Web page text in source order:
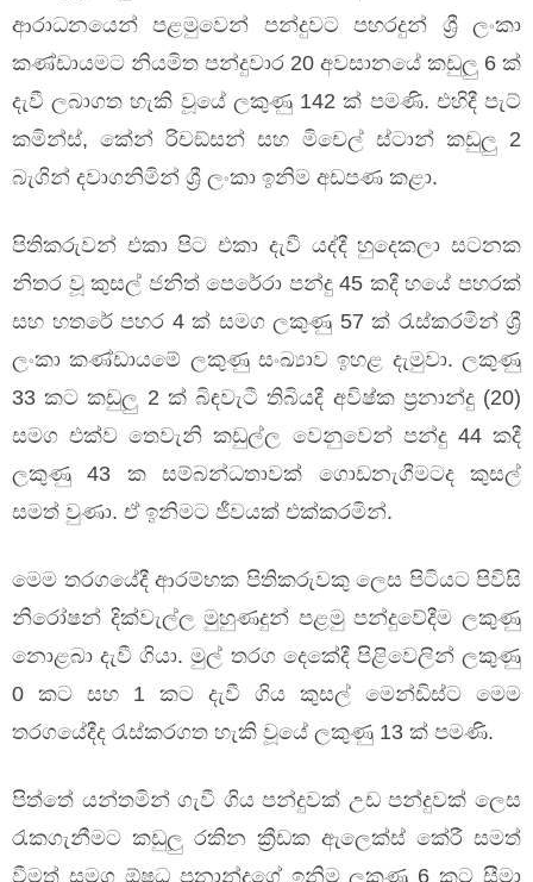
ආරාධනයෙන් පළමුවෙන් පන්දුවට පහරදුන් ශ්‍රී ලංකා
කණ්ඩායමට නියමිත පන්දුවාර 20 අවසානයේ කඩුලු 6 ක්
දැවී ලබාගත හැකි වූයේ ලකුණු 142 ක් පමණි. එහිදී පැට්
කමින්ස්, කේන් රිචඞ්සන් සහ මිචෙල් ස්ටාන් කඩුලු 2
බැගින් දවාගනිමින් ශ්‍රී ලංකා ඉනිම අඩපණ කළා.
පිතිකරුවන් එකා පිට එකා දැවී යද්දී හුදෙකලා සටනක
නිතර වූ කුසල් ජනිත් පෙරේරා පන්දු 45 කදී හයේ පහරක්
සහ හතරේ පහර 4 ක් සමග ලකුණු 57 ක් රැස්කරමින් ශ්‍රී
ලංකා කණ්ඩායමේ ලකුණු සංඛ්‍යාව ඉහළ දැමුවා. ලකුණු
33 කට කඩුලු 2 ක් බිඳවැටී තිබියදී අවිෂ්ක ප්‍රනාන්දු (20)
සමග එක්ව තෙවැනි කඩුල්ල වෙනුවෙන් පන්දු 44 කදී
ලකුණු 43 ක සම්බන්ධතාවක් ගොඩනැගීමටද කුසල්
සමත් වුණා. ඒ ඉනිමට ජීවයක් එක්කරමින්.
මෙම තරගයේදී ආරම්භක පිතිකරුවකු ලෙස පිටියට පිවිසි
නිරෝෂන් දික්වැල්ල මුහුණදුන් පළමු පන්දුවේදීම ලකුණු
නොළබා දැවී ගියා. මුල් තරග දෙකේදී පිළිවෙලින් ලකුණු
0 කට සහ 1 කට දැවී ගිය කුසල් මෙන්ඩිස්ට මෙම
තරගයේදීද රැස්කරගත හැකි වූයේ ලකුණු 13 ක් පමණි.
පිත්තේ යන්තමින් ගැවී ගිය පන්දුවක් උඩ පන්දුවක් ලෙස
රැකගැනීමට කඩුලු රකින ක්‍රීඩක ඇලෙක්ස් කේරී සමත්
වීමත් සමග ඕෂධ ප්‍රනාන්දුගේ ඉනිම ලකුණු 6 කට සීමා